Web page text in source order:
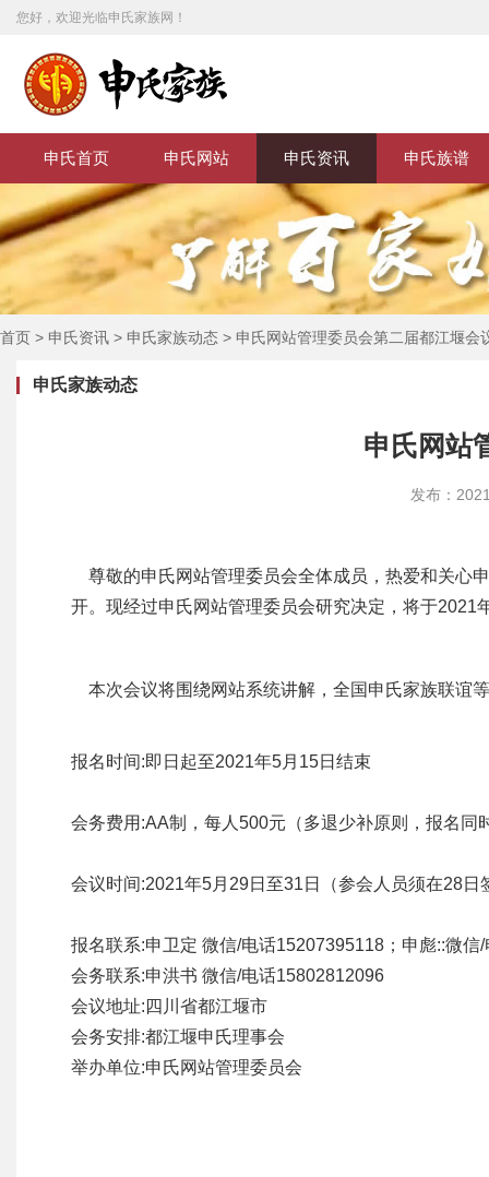
您好，欢迎光临申氏家族网！
申氏首页 申氏网站 申氏资讯 申氏族谱
首页 > 申氏资讯 > 申氏家族动态 > 申氏网站管理委员会第二届都江堰会
申氏家族动态
申氏网站
发布：
尊敬的申氏网站管理委员会全体成员，热爱和关心
开。现经过申氏网站管理委员会研究决定，将于2021
本次会议将围绕网站系统讲解，全国申氏家族联谊
报名时间:即日起至2021年5月15日结束
会务费用:AA制，每人500元（多退少补原则，报名同
会议时间:2021年5月29日至31日（参会人员须在28
报名联系:申卫定 微信/电话15207395118；申彪::微信
会务联系:申洪书 微信/电话15802812096
会议地址:四川省都江堰市
会务安排:都江堰申氏理事会
举办单位:申氏网站管理委员会